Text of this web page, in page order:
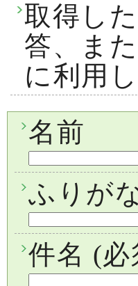
取得し
答、ま
に利用
名前
ふりが
件名 (必